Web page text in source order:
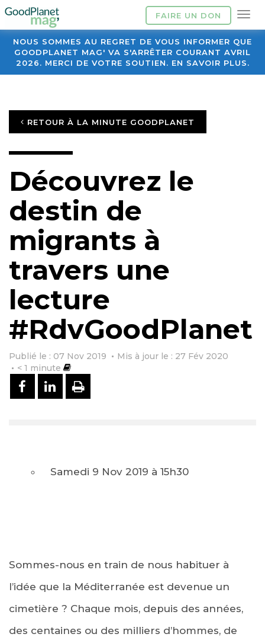
FAIRE UN DON
NOUS SOMMES AU REGRET DE VOUS INFORMER QUE
GOODPLANET MAG' VA S'ARRÊTER COURANT AVRIL
2026. MERCI DE VOTRE SOUTIEN. EN SAVOIR PLUS.
RETOUR À LA MINUTE GOODPLANET
Découvrez le
destin de
migrants à
travers une
lecture
#RdvGoodPlanet
Publié le : 07 Nov 2019
Mis à jour le : 27 Fév 2020
< 1 minute
PARTAGER SUR FACEBOOK
PARTAGER SUR LINKEDIN
IMPRIMER
Samedi 9 Nov 2019 à 15h30
Sommes-nous en train de nous habituer à
l’idée que la Méditerranée est devenue un
cimetière ? Chaque mois, depuis des années,
des centaines ou des milliers d’hommes, de